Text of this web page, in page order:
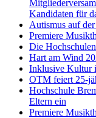
Kandidaten für
Autismus auf
Premiere
Die
Hart am Wind
Inklusive Kultur
OTM feiert 25-
Hochschule
Eltern ein
Premiere